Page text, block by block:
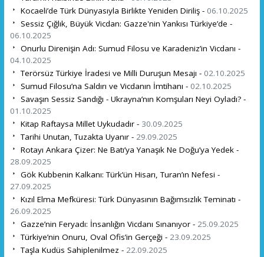
Kocaeli’de Türk Dünyasıyla Birlikte Yeniden Diriliş - 06.10.2025
Sessiz Çığlık, Büyük Vicdan: Gazze'nin Yankısı Türkiye’de -
06.10.2025
Onurlu Direnişin Adı: Sumud Filosu ve Karadeniz’in Vicdanı -
04.10.2025
Terörsüz Türkiye İradesi ve Milli Duruşun Mesajı - 02.10.2025
Sumud Filosu’na Saldırı ve Vicdanın İmtihanı - 02.10.2025
Savaşın Sessiz Sandığı - Ukrayna’nın Komşuları Neyi Oyladı? -
01.10.2025
Kitap Raftaysa Millet Uykudadır - 30.09.2025
Tarihi Unutan, Tuzakta Uyanır - 29.09.2025
Rotayı Ankara Çizer: Ne Batı’ya Yanaşık Ne Doğu’ya Yedek -
28.09.2025
Gök Kubbenin Kalkanı: Türk’ün Hisarı, Turan’ın Nefesi -
27.09.2025
Kızıl Elma Mefküresi: Türk Dünyasının Bağımsızlık Teminatı -
26.09.2025
Gazze’nin Feryadı: İnsanlığın Vicdanı Sınanıyor - 25.09.2025
Türkiye’nin Onuru, Oval Ofis’in Gerçeği - 23.09.2025
Taşla Kudüs Sahiplenilmez - 22.09.2025